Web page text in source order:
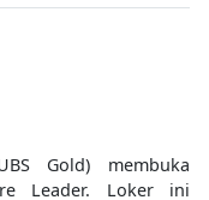
Gold) membuka
Leader. Loker ini